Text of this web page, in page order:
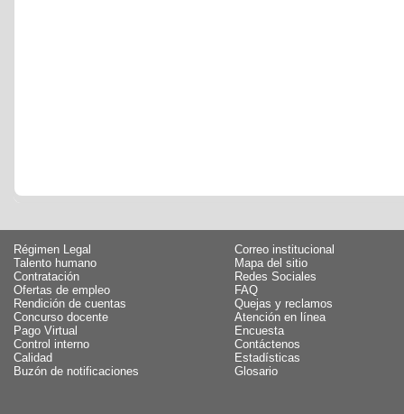
Régimen Legal
Talento humano
Contratación
Ofertas de empleo
Rendición de cuentas
Concurso docente
Pago Virtual
Control interno
Calidad
Buzón de notificaciones
Correo institucional
Mapa del sitio
Redes Sociales
FAQ
Quejas y reclamos
Atención en línea
Encuesta
Contáctenos
Estadísticas
Glosario